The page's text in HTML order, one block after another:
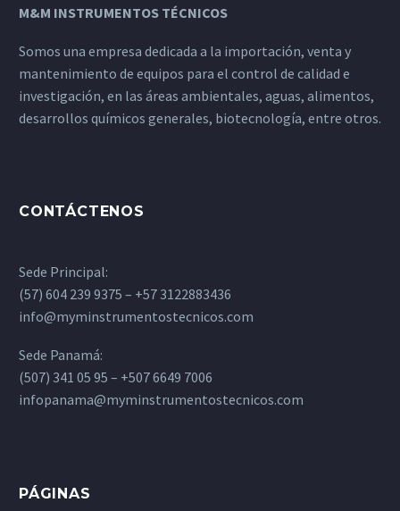
M&M INSTRUMENTOS TÉCNICOS
Somos una empresa dedicada a la importación, venta y
mantenimiento de equipos para el control de calidad e
investigación, en las áreas ambientales, aguas, alimentos,
desarrollos químicos generales, biotecnología, entre otros.
CONTÁCTENOS
Sede Principal:
(57) 604 239 9375 – +57 3122883436
info@myminstrumentostecnicos.com
Sede Panamá:
(507) 341 05 95 – +507 6649 7006
infopanama@myminstrumentostecnicos.com
PÁGINAS